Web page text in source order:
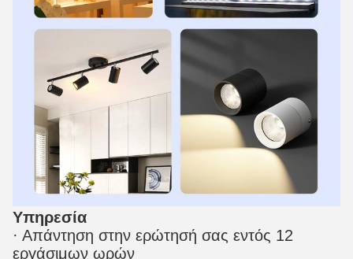
Υπηρεσία
· Απάντηση στην ερώτησή σας εντός 12
εργάσιμων ωρών